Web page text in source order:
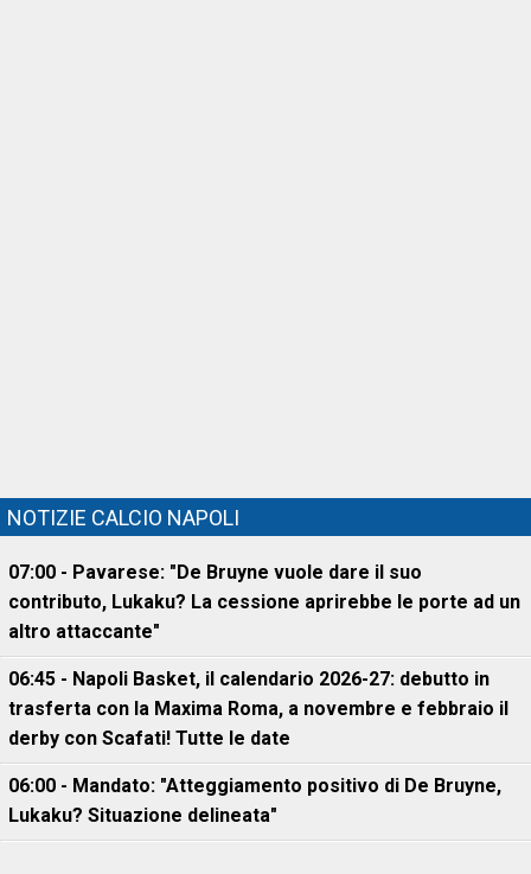
NOTIZIE CALCIO NAPOLI
07:00 - Pavarese: "De Bruyne vuole dare il suo
contributo, Lukaku? La cessione aprirebbe le porte ad un
altro attaccante"
06:45 - Napoli Basket, il calendario 2026-27: debutto in
trasferta con la Maxima Roma, a novembre e febbraio il
derby con Scafati! Tutte le date
06:00 - Mandato: "Atteggiamento positivo di De Bruyne,
Lukaku? Situazione delineata"